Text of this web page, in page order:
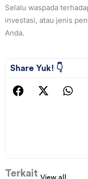
Selalu waspada
investasi, atau jenis
Anda.
Share Yuk! 👇
Terkait